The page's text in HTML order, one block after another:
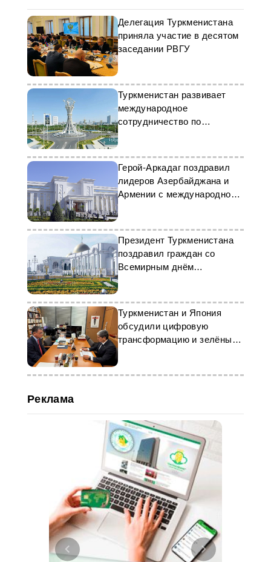
Делегация Туркменистана
приняла участие в десятом
заседании РВГУ
Туркменистан развивает
международное
сотрудничество по
ключевым направлениям
Герой-Аркадаг поздравил
лидеров Азербайджана и
Армении с международной
премией
Президент Туркменистана
поздравил граждан со
Всемирным днём
велосипеда
Туркменистан и Япония
обсудили цифровую
трансформацию и зелёные
технологии
Реклама